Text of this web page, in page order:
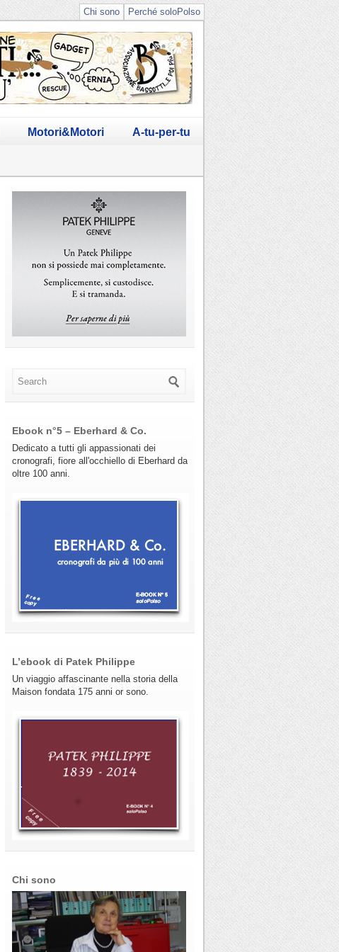
Perché soloPolso
Chi sono
Motori&Motori A-tu-per-tu
Ebook n°5 – Eberhard & Co.
Dedicato a tutti gli appassionati dei
cronografi, fiore all'occhiello di Eberhard da
oltre 100 anni.
L’ebook di Patek Philippe
Un viaggio affascinante nella storia della
Maison fondata 175 anni or sono.
Chi sono